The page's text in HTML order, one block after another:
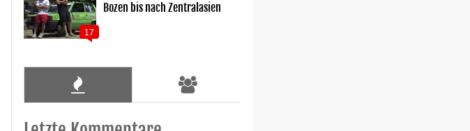
17
Bozen bis nach Zentralasien